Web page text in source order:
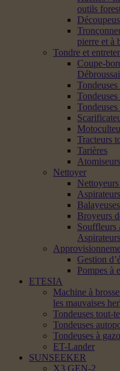
outils
pierre et à
Tondre et
Coupe-
Tondeuses
Tracteurs
Tarières
Nettoyer
Balayeuses
Broyeurs
Souffleurs
Gestion
Pompes à
ETESIA
Machine à
les mauvaises
Tondeuses tout-
Tondeuses
Tondeuses à
ET-Lander
SUNSEEKER
X3 GEN-2